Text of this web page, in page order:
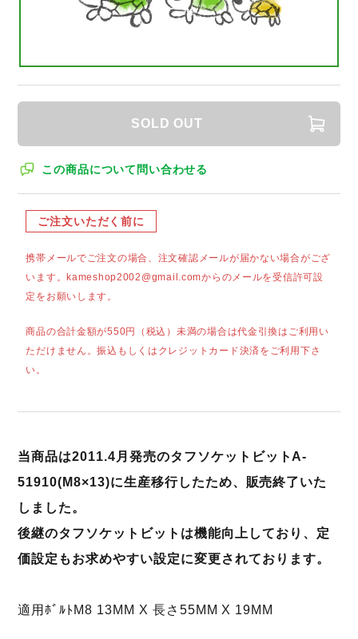
SOLD OUT
この商品について問い合わせる
ご注文いただく前に
携帯メールでご注文の場合、注文確認メールが届かない場合がござ
います。kameshop2002@gmail.comからのメールを受信許可設
定をお願いします。
商品の合計金額が550円（税込）未満の場合は代金引換はご利用い
ただけません。振込もしくはクレジットカード決済をご利用下さ
い。
当商品は2011.4月発売のタフソケットビットA-
51910(M8×13)に生産移行したため、販売終了いた
しました。
後継のタフソケットビットは機能向上しており、定
価設定もお求めやすい設定に変更されております。
適用ﾎﾞﾙﾄM8 13MM X 長さ55MM X 19MM